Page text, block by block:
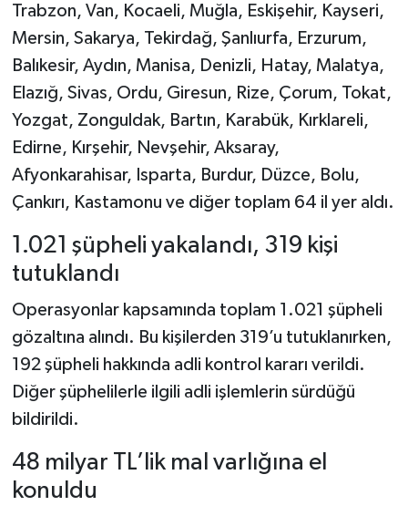
Trabzon, Van, Kocaeli, Muğla, Eskişehir, Kayseri,
Mersin, Sakarya, Tekirdağ, Şanlıurfa, Erzurum,
Balıkesir, Aydın, Manisa, Denizli, Hatay, Malatya,
Elazığ, Sivas, Ordu, Giresun, Rize, Çorum, Tokat,
Yozgat, Zonguldak, Bartın, Karabük, Kırklareli,
Edirne, Kırşehir, Nevşehir, Aksaray,
Afyonkarahisar, Isparta, Burdur, Düzce, Bolu,
Çankırı, Kastamonu ve diğer toplam 64 il yer aldı.
1.021 şüpheli yakalandı, 319 kişi
tutuklandı
Operasyonlar kapsamında toplam 1.021 şüpheli
gözaltına alındı. Bu kişilerden 319’u tutuklanırken,
192 şüpheli hakkında adli kontrol kararı verildi.
Diğer şüphelilerle ilgili adli işlemlerin sürdüğü
bildirildi.
48 milyar TL’lik mal varlığına el
konuldu
Siyaset Haberleri
Dünya Haberleri
Yerel Haberler
Haber Arşivi